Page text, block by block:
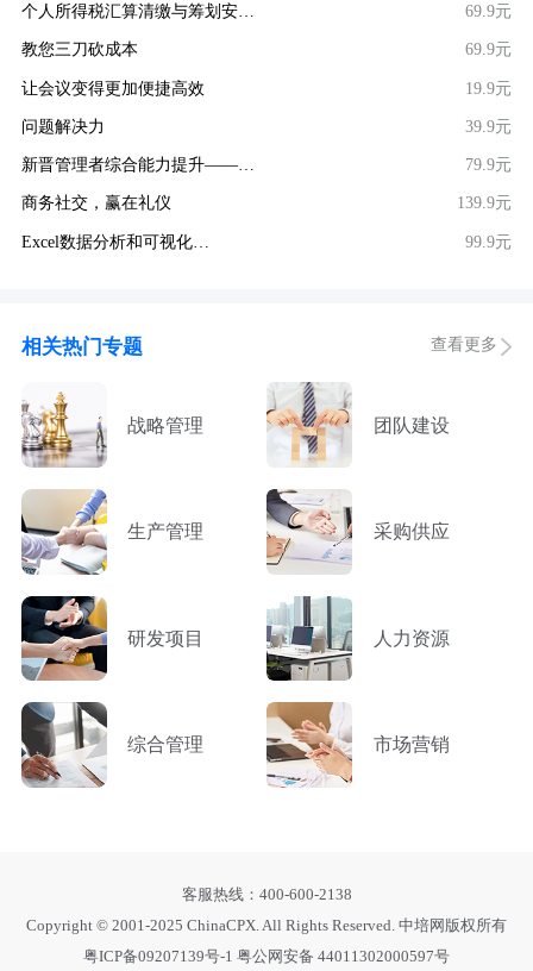
个人所得税汇算清缴与筹划安… 69.9元
教您三刀砍成本 69.9元
让会议变得更加便捷高效 19.9元
问题解决力 39.9元
新晋管理者综合能力提升——… 79.9元
商务社交，赢在礼仪 139.9元
Excel数据分析和可视化… 99.9元
相关热门专题 查看更多
战略管理 团队建设
生产管理 采购供应
研发项目 人力资源
综合管理 市场营销
客服热线：400-600-2138
Copyright © 2001-2025 ChinaCPX. All Rights Reserved. 中培网版权所有
粤ICP备09207139号-1 粤公网安备 44011302000597号